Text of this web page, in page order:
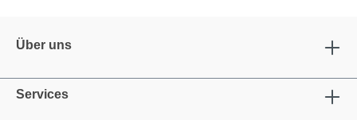
Über uns
Services